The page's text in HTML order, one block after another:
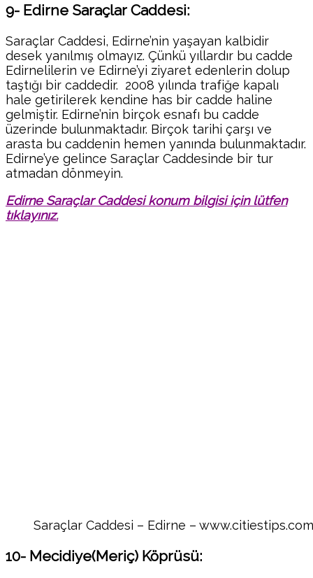
9- Edirne Saraçlar Caddesi:
Saraçlar Caddesi, Edirne’nin yaşayan kalbidir
desek yanılmış olmayız. Çünkü yıllardır bu cadde
Edirnelilerin ve Edirne’yi ziyaret edenlerin dolup
taştığı bir caddedir. 2008 yılında trafiğe kapalı
hale getirilerek kendine has bir cadde haline
gelmiştir. Edirne’nin birçok esnafı bu cadde
üzerinde bulunmaktadır. Birçok tarihi çarşı ve
arasta bu caddenin hemen yanında bulunmaktadır.
Edirne’ye gelince Saraçlar Caddesinde bir tur
atmadan dönmeyin.
Edirne Saraçlar Caddesi konum bilgisi için lütfen
tıklayınız.
Saraçlar Caddesi – Edirne – www.citiestips.com
10- Mecidiye(Meriç) Köprüsü: